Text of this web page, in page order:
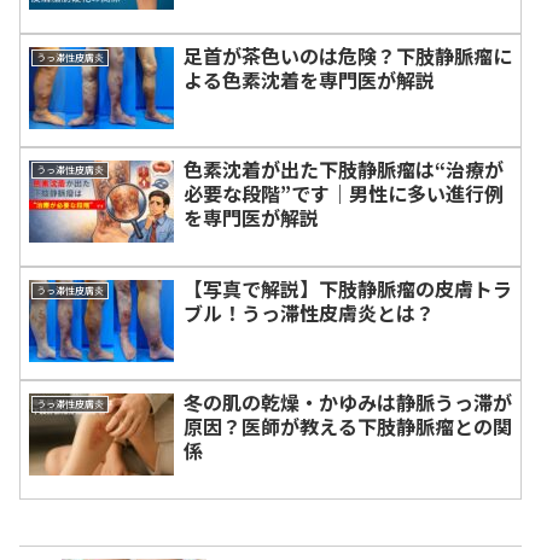
うっ滞性皮膚炎
足首が茶色いのは危険？下肢静脈瘤に
よる色素沈着を専門医が解説
うっ滞性皮膚炎
色素沈着が出た下肢静脈瘤は“治療が
必要な段階”です｜男性に多い進行例
を専門医が解説
うっ滞性皮膚炎
【写真で解説】下肢静脈瘤の皮膚トラ
ブル！うっ滞性皮膚炎とは？
うっ滞性皮膚炎
冬の肌の乾燥・かゆみは静脈うっ滞が
原因？医師が教える下肢静脈瘤との関
係